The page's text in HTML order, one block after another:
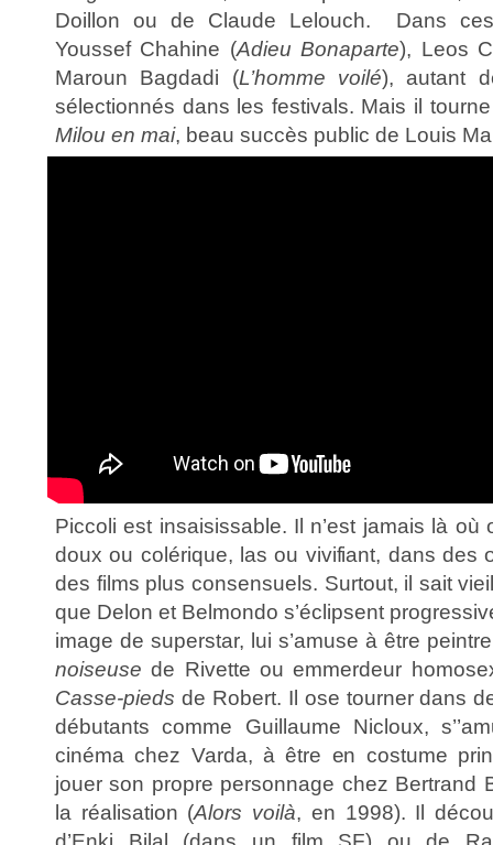
Doillon ou de Claude Lelouch. Dans
Youssef Chahine (Adieu Bonaparte), Leos
Maroun Bagdadi (L’homme voilé), autant
sélectionnés dans les festivals. Mais il
Milou en mai, beau succès public de Louis
Piccoli est insaisissable. Il n’est jamais là où
doux ou colérique, las ou vivifiant, dans des
des films plus consensuels. Surtout, il sait
que Delon et Belmondo s’éclipsent
image de superstar, lui s’amuse à être
noiseuse de Rivette ou emmerdeur
Casse-pieds de Robert. Il ose tourner dans
débutants comme Guillaume Nicloux,
cinéma chez Varda, à être en costume
jouer son propre personnage chez Bertrand
la réalisation (Alors voilà, en 1998). Il